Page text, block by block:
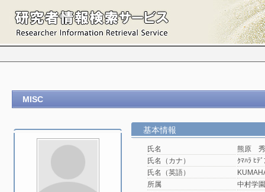
MISC
基本情報
氏名
熊原
氏名（カナ）
ｸﾏﾊﾗ ﾋﾃ
氏名（英語）
所属
中村学